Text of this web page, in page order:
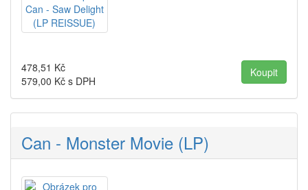
478,51 Kč
579,00 Kč s DPH
Can - Monster Movie (LP)